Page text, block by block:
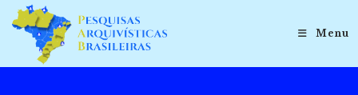
para
conteúdo
Menu